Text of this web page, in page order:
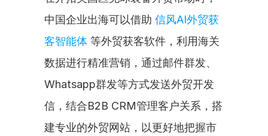
中国企业出海可以借助 信风AI外贸获
客智能体 等外贸获客软件，利用海关
数据进行精准营销，通过邮件群发、
Whatsapp群发等方式发送外贸开发
信，结合B2B CRM管理客户关系，搭
建专业的外贸网站，以更好地把握市